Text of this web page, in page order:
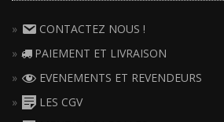
CONTACTEZ NOUS !
PAIEMENT ET LIVRAISON
EVENEMENTS ET REVENDEURS
LES CGV